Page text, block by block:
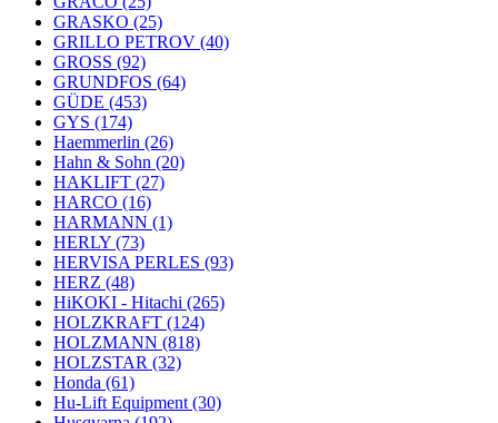
GRASKO (25)
GRILLO PETROV (40)
GROSS (92)
GRUNDFOS (64)
GÜDE (453)
GYS (174)
Haemmerlin (26)
Hahn & Sohn (20)
HAKLIFT (27)
HARCO (16)
HARMANN (1)
HERLY (73)
HERVISA PERLES (93)
HERZ (48)
HiKOKI - Hitachi (265)
HOLZKRAFT (124)
HOLZMANN (818)
HOLZSTAR (32)
Honda (61)
Hu-Lift Equipment (30)